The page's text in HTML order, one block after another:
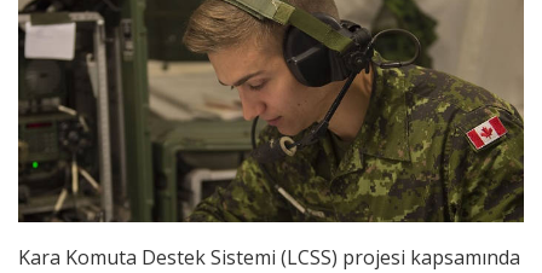
Kara Komuta Destek Sistemi (LCSS) projesi kapsamında